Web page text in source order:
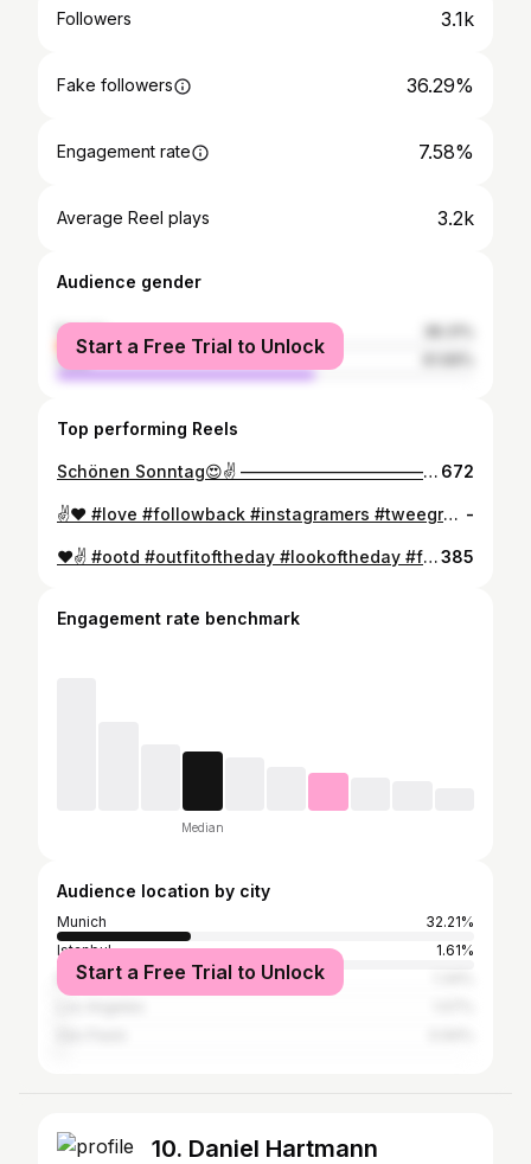
Followers 3.1k
Fake followers 36.29%
Engagement rate 7.58%
Average Reel plays 3.2k
Audience gender
female
male
Start a Free Trial to Unlock
Top performing Reels
Schönen Sonntag😍✌️ ————————————- #love #followback #instagramers #tweegram #photooftheday #20likes #amazing #smile #follow4follow #like4like #look #follow #f4f #followme #follows #love #follow4follow #teamfollowback #follower #followbackteam #followhim #followall 672
✌️❤️ #love #followback #instagramers #tweegram #photooftheday #20likes #amazing #smile #follow4follow #like4like #look #ootd #outfitoftheday #lookoftheday #fashion #fashiongram #style #love #beautiful #currentlywearing #lookbook #wiwt #selfie #selfies #love #pretty #handsome #instagood #instaselfie #selfietime #face -
❤️✌️ #ootd #outfitoftheday #lookoftheday #fashion #fashiongram #style #love #beautiful #currentlywearing #lookbook #wiwt #love #followback #instagramers #tweegram #photooftheday #20likes #amazing #smile #follow4follow #like4like #look385
Engagement rate benchmark
Median
Audience location by city
Munich
32.21%
Istanbul
1.61%
Berlin
Start a Free Trial to Unlock
10. Daniel Hartmann